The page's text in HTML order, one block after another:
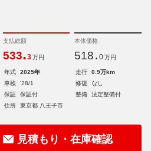
支払総額
533.3 万円
本体価格
518. 0 万円
年式 2025年 走行
0.9万km
車検
'28/1 修復
なし
保証
保証付 整備
法定整備付
住所
東京都 八王子市
見積もり・在庫確認